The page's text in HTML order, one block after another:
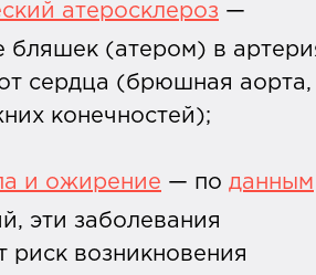
атеросклероз —
бляшек (атером) в
сердца (брюшная аорта,
конечностей);
и ожирение — по данным
эти заболевания
риск возникновения